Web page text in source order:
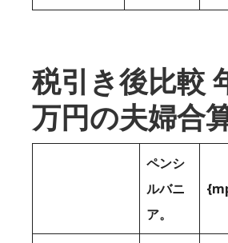
税引き後比較
万円の夫婦合
ペンシ
ルバニ
ア。